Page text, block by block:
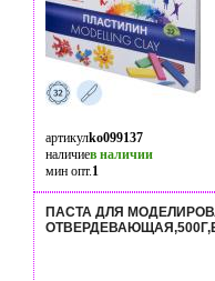
артикулko099137
наличиев наличии
мин опт.1
ПАСТА ДЛЯ